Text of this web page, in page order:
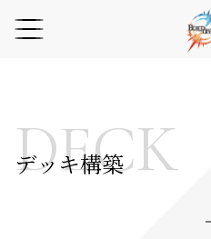
DECK
デッキ構築